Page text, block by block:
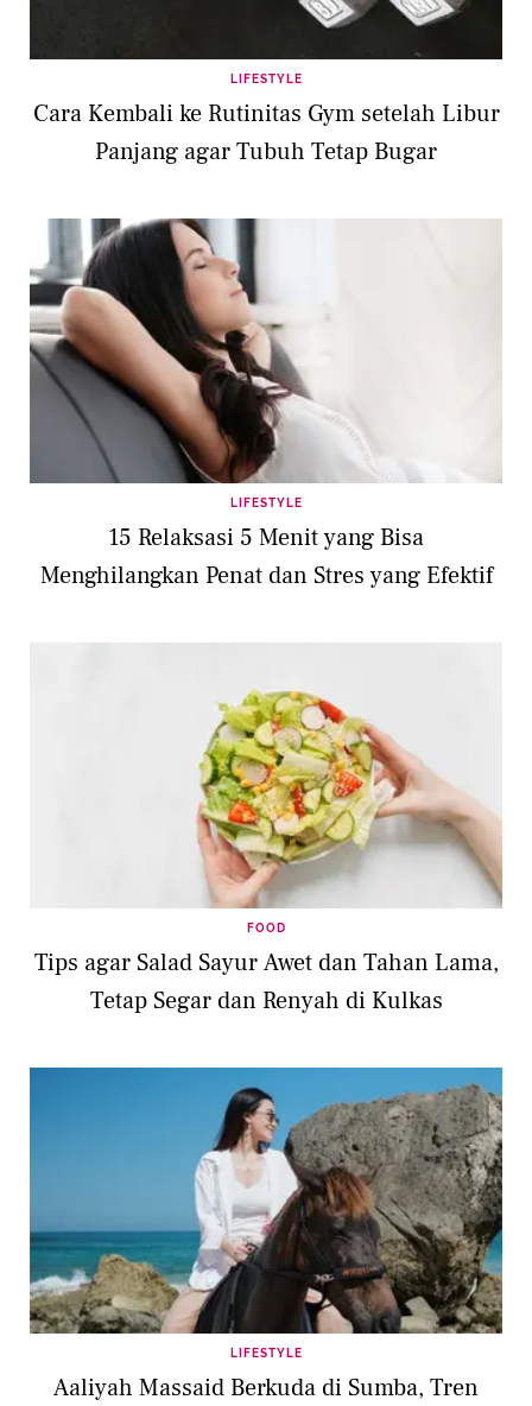
LIFESTYLE
Cara Kembali ke Rutinitas Gym setelah Libur
Panjang agar Tubuh Tetap Bugar
LIFESTYLE
15 Relaksasi 5 Menit yang Bisa
Menghilangkan Penat dan Stres yang Efektif
FOOD
Tips agar Salad Sayur Awet dan Tahan Lama,
Tetap Segar dan Renyah di Kulkas
LIFESTYLE
Aaliyah Massaid Berkuda di Sumba, Tren